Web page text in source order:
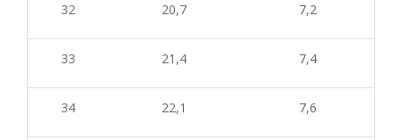
32 20,7 7,2
33 21,4 7,4
34 22,1 7,6